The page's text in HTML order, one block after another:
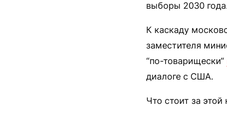
выборы 2030
К каскаду
заместителя
“по-товарищески“
диалоге с США.
Что стоит за